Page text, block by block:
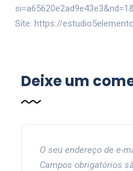
Site: https://
Deixe um
O seu endereço de e-
Campos obrigatórios